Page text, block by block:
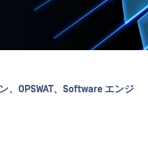
、OPSWAT、Software エンジ